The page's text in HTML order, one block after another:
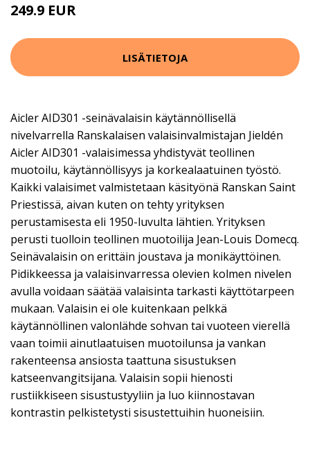
249.9 EUR
LISÄTIETOJA
Aicler AID301 -seinävalaisin käytännöllisellä
nivelvarrella Ranskalaisen valaisinvalmistajan Jieldén
Aicler AID301 -valaisimessa yhdistyvät teollinen
muotoilu, käytännöllisyys ja korkealaatuinen työstö.
Kaikki valaisimet valmistetaan käsityönä Ranskan Saint
Priestissä, aivan kuten on tehty yrityksen
perustamisesta eli 1950-luvulta lähtien. Yrityksen
perusti tuolloin teollinen muotoilija Jean-Louis Domecq.
Seinävalaisin on erittäin joustava ja monikäyttöinen.
Pidikkeessa ja valaisinvarressa olevien kolmen nivelen
avulla voidaan säätää valaisinta tarkasti käyttötarpeen
mukaan. Valaisin ei ole kuitenkaan pelkkä
käytännöllinen valonlähde sohvan tai vuoteen vierellä
vaan toimii ainutlaatuisen muotoilunsa ja vankan
rakenteensa ansiosta taattuna sisustuksen
katseenvangitsijana. Valaisin sopii hienosti
rustiikkiseen sisustustyyliin ja luo kiinnostavan
kontrastin pelkistetysti sisustettuihin huoneisiin.